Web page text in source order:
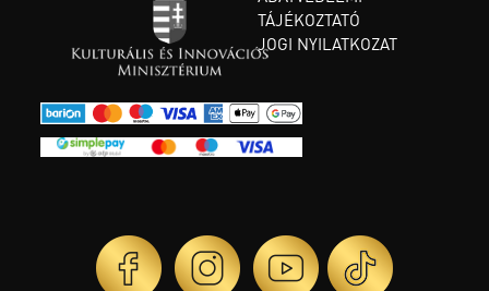
TÁJÉKOZTATÓ
JOGI NYILATKOZAT